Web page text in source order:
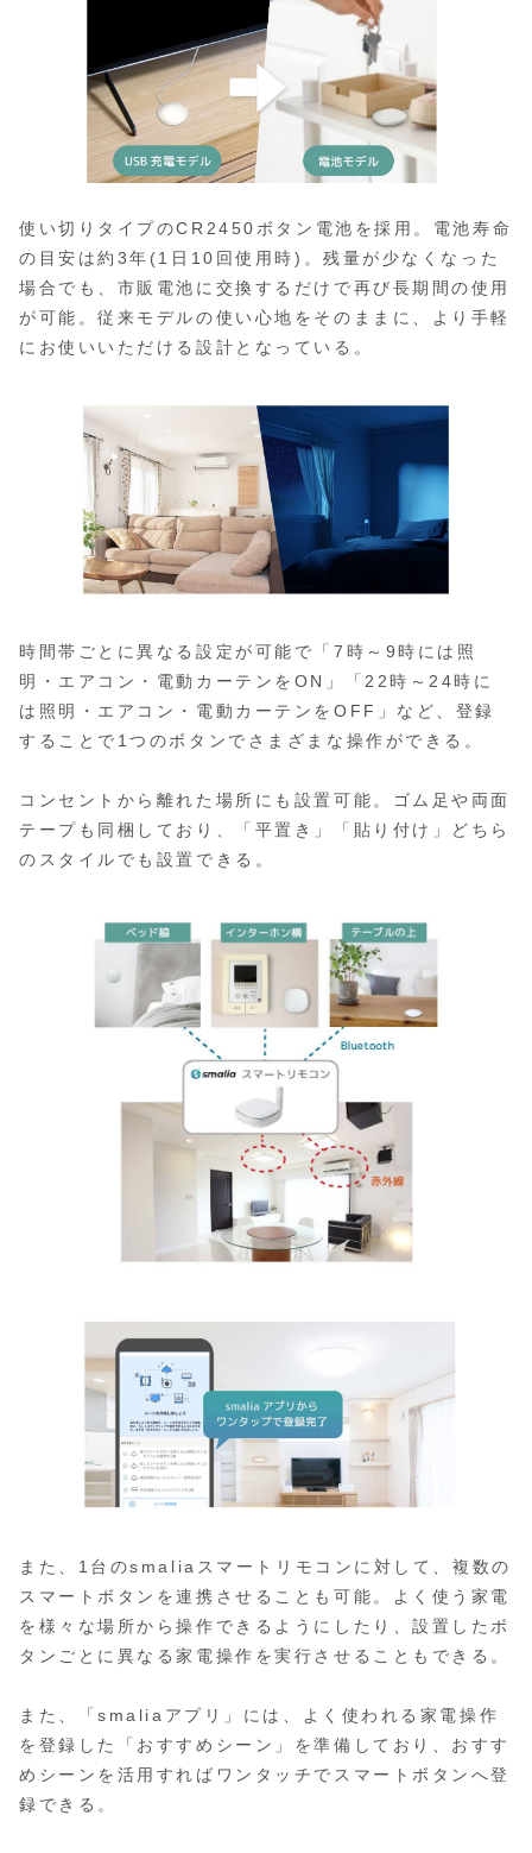
使い切りタイプのCR2450ボタン電池を採用。電池寿命
の目安は約3年(1日10回使用時)。残量が少なくなった
場合でも、市販電池に交換するだけで再び長期間の使用
が可能。従来モデルの使い心地をそのままに、より手軽
にお使いいただける設計となっている。
時間帯ごとに異なる設定が可能で「7時～9時には照
明・エアコン・電動カーテンをON」「22時～24時に
は照明・エアコン・電動カーテンをOFF」など、登録
することで1つのボタンでさまざまな操作ができる。
コンセントから離れた場所にも設置可能。ゴム足や両面
テープも同梱しており、「平置き」「貼り付け」どちら
のスタイルでも設置できる。
また、1台のsmaliaスマートリモコンに対して、複数の
スマートボタンを連携させることも可能。よく使う家電
を様々な場所から操作できるようにしたり、設置したボ
タンごとに異なる家電操作を実行させることもできる。
また、「smaliaアプリ」には、よく使われる家電操作
を登録した「おすすめシーン」を準備しており、おすす
めシーンを活用すればワンタッチでスマートボタンへ登
録できる。